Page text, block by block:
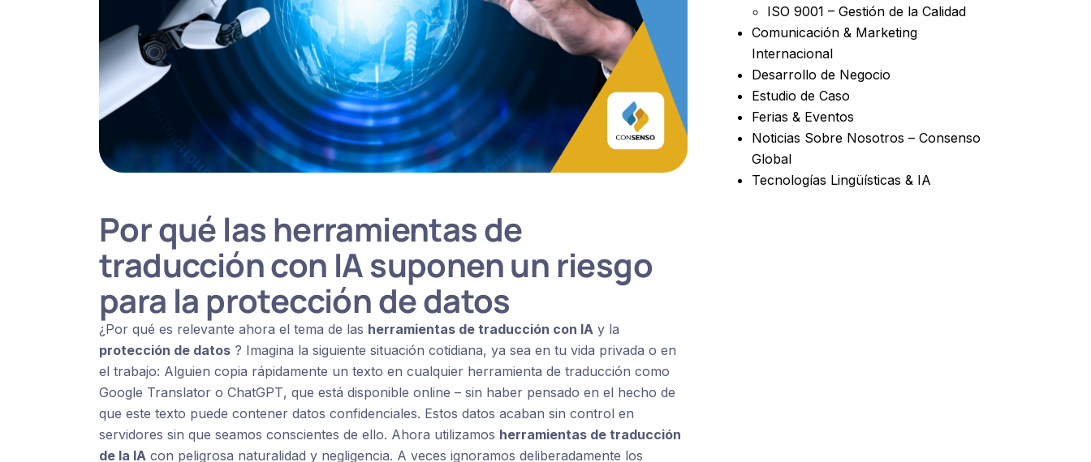
Por qué las herramientas de
traducción con IA suponen un riesgo
para la protección de datos
¿Por qué es relevante ahora el tema de las herramientas de traducción con IA y la
protección de datos ? Imagina la siguiente situación cotidiana, ya sea en tu vida privada o en
el trabajo: Alguien copia rápidamente un texto en cualquier herramienta de traducción como
Google Translator o ChatGPT, que está disponible online – sin haber pensado en el hecho de
que este texto puede contener datos confidenciales. Estos datos acaban sin control en
servidores sin que seamos conscientes de ello. Ahora utilizamos herramientas de traducción
de la IA con peligrosa naturalidad y negligencia. A veces ignoramos deliberadamente los
ISO 9001 – Gestión de la Calidad
Comunicación & Marketing
Internacional
Desarrollo de Negocio
Estudio de Caso
Ferias & Eventos
Noticias Sobre Nosotros – Consenso
Global
Tecnologías Lingüísticas & IA